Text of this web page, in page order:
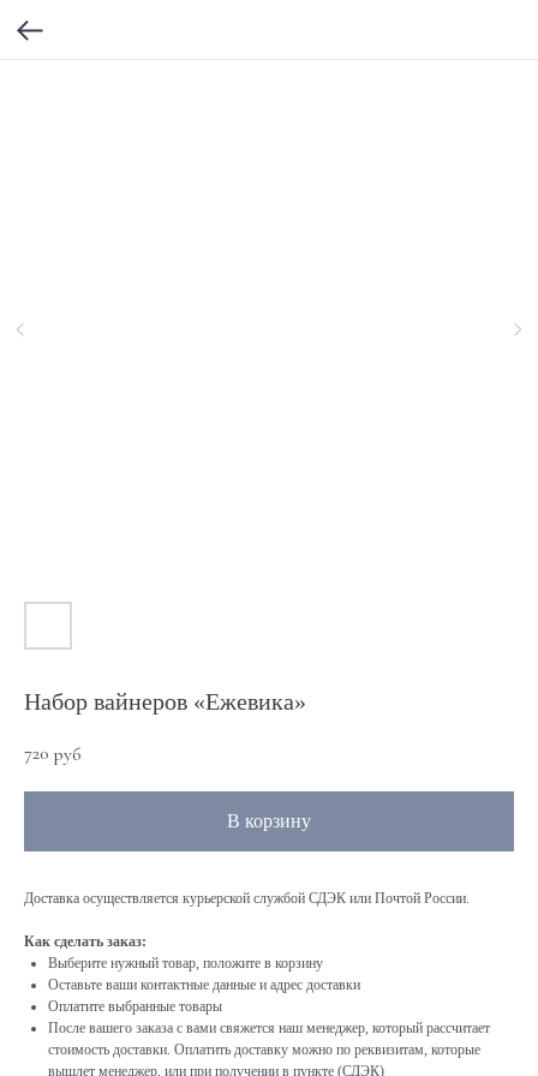
Набор вайнеров «Ежевика»
720 руб
В корзину
Доставка осуществляется курьерской службой СДЭК или Почтой России.
Как сделать заказ:
Выберите нужный товар, положите в корзину
Оставьте ваши контактные данные и адрес доставки
Оплатите выбранные товары
После вашего заказа с вами свяжется наш менеджер, который рассчитает
стоимость доставки. Оплатить доставку можно по реквизитам, которые
вышлет менеджер, или при получении в пункте (СДЭК)